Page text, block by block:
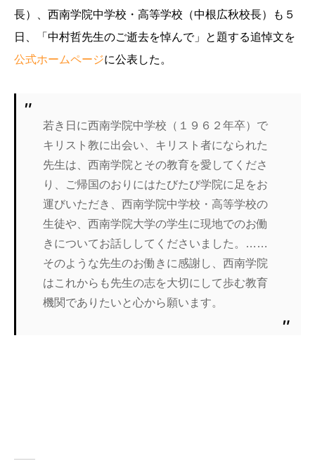
長）、西南学院中学校・高等学校（中根広秋校長）も５
日、「中村哲先生のご逝去を悼んで」と題する追悼文を
公式ホームページに公表した。
若き日に西南学院中学校（１９６２年卒）で
キリスト教に出会い、キリスト者になられた
先生は、西南学院とその教育を愛してくださ
り、ご帰国のおりにはたびたび学院に足をお
運びいただき、西南学院中学校・高等学校の
生徒や、西南学院大学の学生に現地でのお働
きについてお話ししてくださいました。……
そのような先生のお働きに感謝し、西南学院
はこれからも先生の志を大切にして歩む教育
機関でありたいと心から願います。